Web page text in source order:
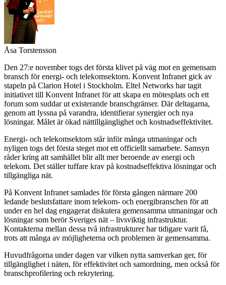
Åsa Torstensson
Den 27:e november togs det första klivet på väg mot en gemensam
bransch för energi- och telekomsektorn. Konvent Infranet gick av
stapeln på Clarion Hotel i Stockholm. Eltel Networks har tagit
initiativet till Konvent Infranet för att skapa en mötesplats och ett
forum som suddar ut existerande branschgränser. Där deltagarna,
genom att lyssna på varandra, identifierar synergier och nya
lösningar. Målet är ökad nättillgänglighet och kostnadseffektivitet.
Energi- och telekomsektorn står inför många utmaningar och
nyligen togs det första steget mot ett officiellt samarbete. Samsyn
råder kring att samhället blir allt mer beroende av energi och
telekom. Det ställer tuffare krav på kostnadseffektiva lösningar och
tillgängliga nät.
På Konvent Infranet samlades för första gången närmare 200
ledande beslutsfattare inom telekom- och energibranschen för att
under en hel dag engagerat diskutera gemensamma utmaningar och
lösningar som berör Sveriges nät – livsviktig infrastruktur.
Kontakterna mellan dessa två infrastrukturer har tidigare varit få,
trots att många av möjligheterna och problemen är gemensamma.
Huvudfrågorna under dagen var vilken nytta samverkan ger, för
tillgänglighet i näten, för effektivitet och samordning, men också för
branschprofilering och rekrytering.